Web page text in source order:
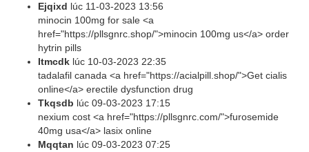
Ejqixd lúc 11-03-2023 13:56
minocin 100mg for sale <a
href="https://pllsgnrc.shop/">minocin 100mg us</a> order
hytrin pills
Itmcdk lúc 10-03-2023 22:35
tadalafil canada <a href="https://acialpill.shop/">Get cialis
online</a> erectile dysfunction drug
Tkqsdb lúc 09-03-2023 17:15
nexium cost <a href="https://pllsgnrc.com/">furosemide
40mg usa</a> lasix online
Mqqtan lúc 09-03-2023 07:25